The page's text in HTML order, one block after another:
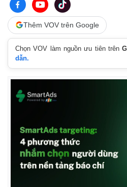
Thêm VOV trên Google
Chọn VOV làm nguồn ưu tiên trên
dẫn.